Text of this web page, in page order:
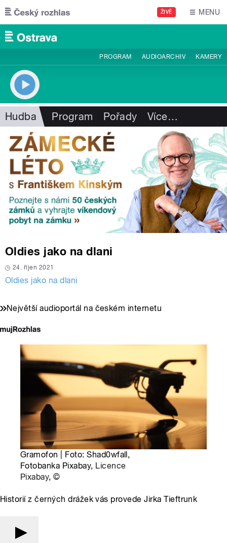
Přejít k hlavnímu obsahu
ŽIVĚ MENU
PROGRAM AUDIOARCHIV KAMERY
Hudba Program Pořady Více…
Oldies jako na dlani
24. říjen 2021
Oldies jako na dlani
Největší audioportál na českém internetu
Gramofon | Foto: Shad0wfall,
Fotobanka Pixabay, Licence
Pixabay,©
Historií z černých drážek vás provede Jirka Tieftrunk